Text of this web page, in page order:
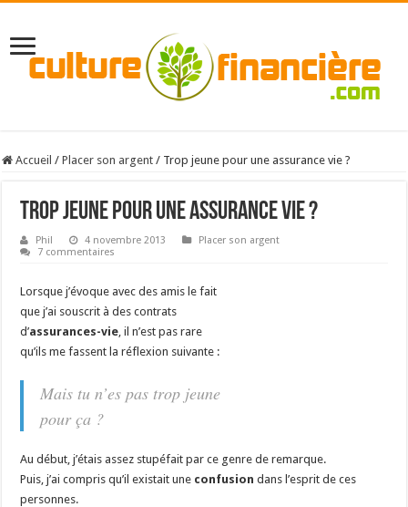
Accueil / Placer son argent / Trop jeune pour une assurance vie ?
Trop jeune pour une assurance vie ?
Phil 4 novembre 2013
Placer son argent
7 commentaires
Lorsque j’évoque avec des amis le fait
que j’ai souscrit à des contrats
d’assurances-vie, il n’est pas rare
qu’ils me fassent la réflexion suivante :
Mais tu n’es pas trop jeune
pour ça ?
Au début, j’étais assez stupéfait par ce genre de remarque.
Puis, j’ai compris qu’il existait une confusion dans l’esprit de ces
personnes.